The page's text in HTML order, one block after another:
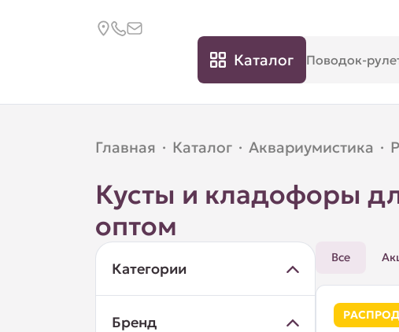
Каталог
Главная · Каталог · Аквариумистика ·
Кусты и кладофоры
оптом
Категории
Бренд
Все